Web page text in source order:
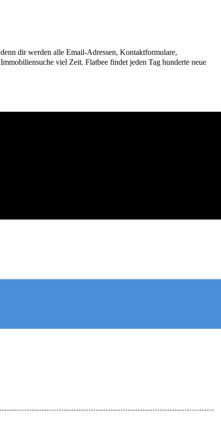
dir werden alle Email-Adressen, Kontaktformulare,
viel Zeit. Flatbee findet jeden Tag hunderte neue